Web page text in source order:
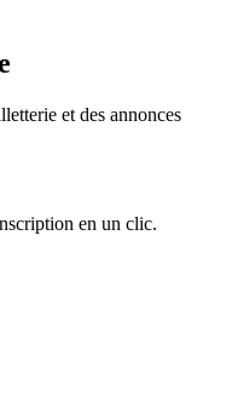
et des annonces
en un clic.